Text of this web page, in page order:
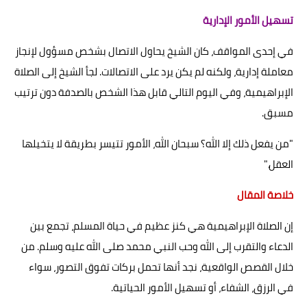
تسهيل الأمور الإدارية
في إحدى المواقف، كان الشيخ يحاول الاتصال بشخص مسؤول لإنجاز
معاملة إدارية، ولكنه لم يكن يرد على الاتصالات. لجأ الشيخ إلى الصلاة
الإبراهيمية، وفي اليوم التالي قابل هذا الشخص بالصدفة دون ترتيب
مسبق.
"من يفعل ذلك إلا الله؟ سبحان الله، الأمور تتيسر بطريقة لا يتخيلها
العقل."
خلاصة المقال
إن الصلاة الإبراهيمية هي كنز عظيم في حياة المسلم، تجمع بين
الدعاء والتقرب إلى الله وحب النبي محمد صلى الله عليه وسلم. من
خلال القصص الواقعية، نجد أنها تحمل بركات تفوق التصور، سواء
في الرزق، الشفاء، أو تسهيل الأمور الحياتية.